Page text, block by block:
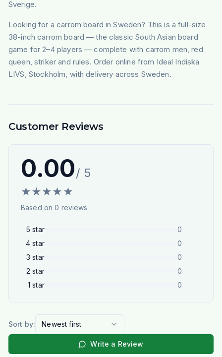
Sverige.
Looking for a carrom board in Sweden? This is a full-size
38-inch carrom board — the classic South Asian board
game for 2–4 players — complete with carrom men, red
queen, striker and rules. Order online from Ideal Indiska
LIVS, Stockholm, with delivery across Sweden.
Customer Reviews
0.00/ 5
★★★★ ★
Based on0 reviews
5 star
0
4 star
0
3 star
0
2 star
0
1 star 0
Sort by: Newest first
Write a Review